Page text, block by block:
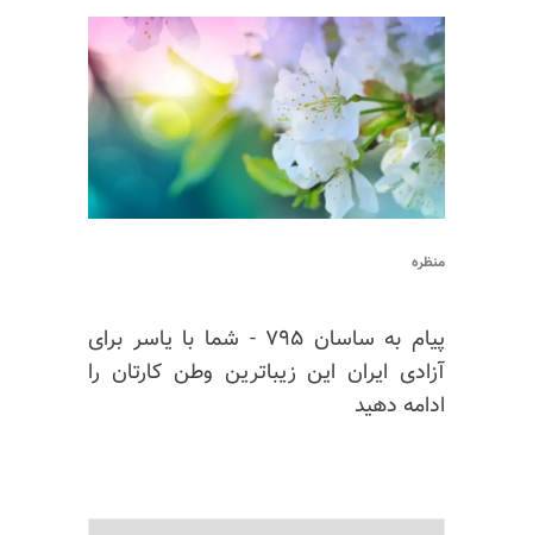
منظره
پیام به ساسان ۷۹۵ - شما با یاسر برای
آزادی ایران این زیباترین وطن کارتان را
ادامه دهید